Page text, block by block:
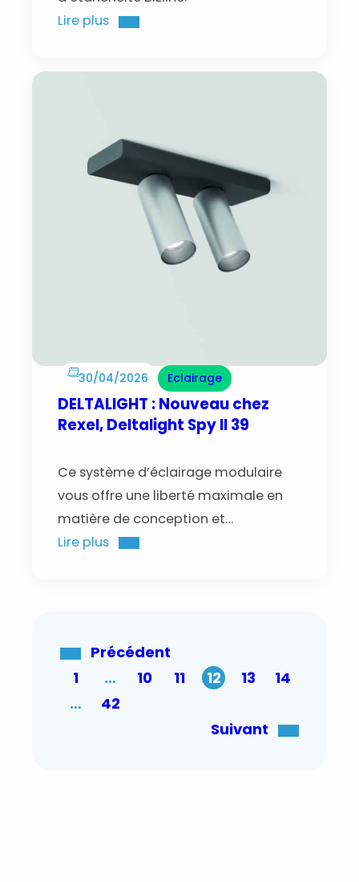
Lire plus
30/04/2026 Eclairage
DELTALIGHT : Nouveau chez
Rexel, Deltalight Spy II 39
Ce système d’éclairage modulaire
vous offre une liberté maximale en
matière de conception et
d’installation.
Lire plus
Précédent
1
… 10 11 12 13
14
…
42
Suivant